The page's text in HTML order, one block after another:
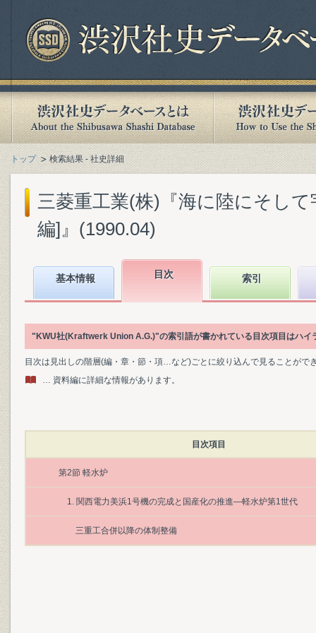
トップ 検索結果 - 社史詳細
三菱重工業(株)『海に陸にそし
編]』(1990.04)
基本情報 目次 索引
"KWU社(Kraftwerk Union A.G.)"の索引語が書かれている目次項目はハイ
目次は見出しの階層(編・章・節・項…など)ごとに絞り込んで見ることがで
… 資料編に詳細な情報があります。
目次項目
第2節 軽水炉
1. 関西電力美浜1号機の完成と国産化の推進―軽水炉第1世代
三重工合併以降の体制整備